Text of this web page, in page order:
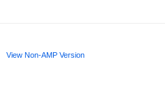
View Non-AMP Version